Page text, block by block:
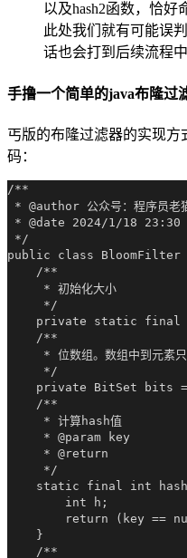
以及hash2函数，恰好
此处我们就有可能误
话也会打到后续流程
手撸一个简单的java布隆过
丐版的布隆过滤器的实现
码：
/**
* @author 公众号：程序员老
* @date 2024/1/18 23:30
*/
public class BloomFilter
    /**
     * 初始化大小
     */
private static final
    /**
* 位数组。数组中到元素
     */
private BitSet bits
    /**
     * 计算hash值
     * @param key
     * @return
     */
static final int
        int h;
return (key ==
    }
    /**